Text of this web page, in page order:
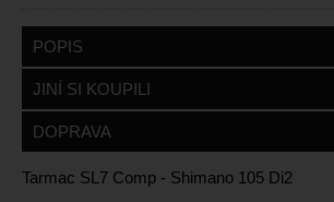
POPIS
JINÍ SI KOUPILI
DOPRAVA
Tarmac SL7 Comp - Shimano 105 Di2